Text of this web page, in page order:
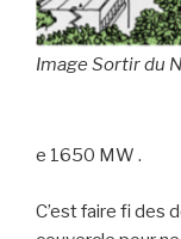
Image Sortir du
e 1650 MW .
C’est faire fi des